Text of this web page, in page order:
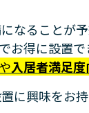
なることが
お得に設置
や入居者満足
に興味をお